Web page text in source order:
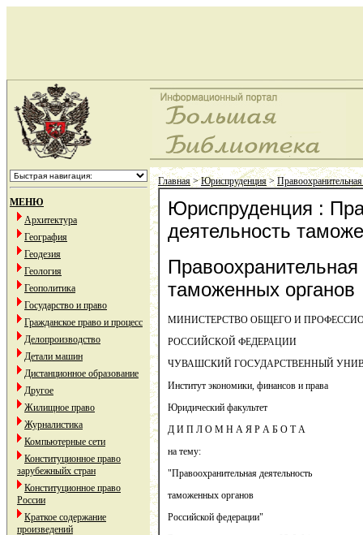
МЕНЮ
Архитектура
География
Геодезия
Геология
Геополитика
Государство и право
Гражданское право и процесс
Делопроизводство
Детали машин
Дистанционное образование
Другое
Жилищное право
Журналистика
Компьютерные сети
Конституционное право
зарубежныйх стран
Конституционное право
России
Краткое содержание
произведений
Главная>Юриспруденция>
Юриспруденция :
деятельность
таможенных органов
МИНИСТЕРСТВО ОБЩЕГО И
РОССИЙСКОЙ ФЕДЕРАЦИИ
ЧУВАШСКИЙ ГОСУДАРСТВЕННЫЙ
Институт экономики, финансов и права
Юридический факультет
Д И П Л О М Н А Я Р А Б О Т А
на тему:
"Правоохранительная деятельность
таможенных органов
Российской федерации"